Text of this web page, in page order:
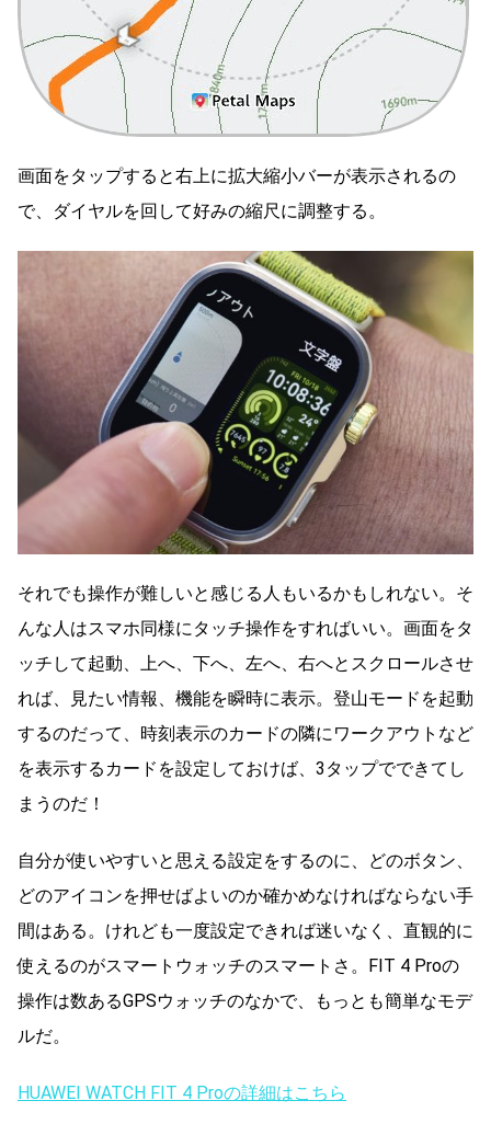
画面をタップすると右上に拡大縮小バーが表示されるの
で、ダイヤルを回して好みの縮尺に調整する。
それでも操作が難しいと感じる人もいるかもしれない。そ
んな人はスマホ同様にタッチ操作をすればいい。画面をタ
ッチして起動、上へ、下へ、左へ、右へとスクロールさせ
れば、見たい情報、機能を瞬時に表示。登山モードを起動
するのだって、時刻表示のカードの隣にワークアウトなど
を表示するカードを設定しておけば、3タップでできてし
まうのだ！
自分が使いやすいと思える設定をするのに、どのボタン、
どのアイコンを押せばよいのか確かめなければならない手
間はある。けれども一度設定できれば迷いなく、直観的に
使えるのがスマートウォッチのスマートさ。FIT 4 Proの
操作は数あるGPSウォッチのなかで、もっとも簡単なモデ
ルだ。
HUAWEI WATCH FIT 4 Proの詳細はこちら